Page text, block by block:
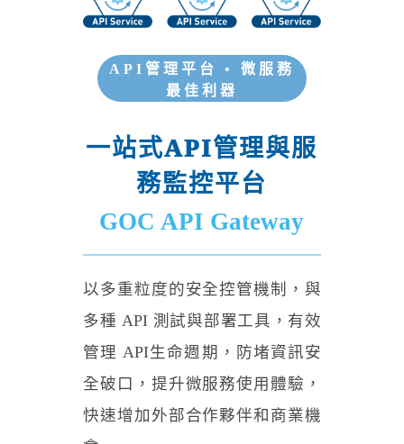
API管理平台 • 微服務
最佳利器
一站式API管理與服
務監控平台
GOC API Gateway
以多重粒度的安全控管機制，與
多種 API 測試與部署工具，有效
管理 API生命週期，防堵資訊安
全破口，提升微服務使用體驗，
快速增加外部合作夥伴和商業機